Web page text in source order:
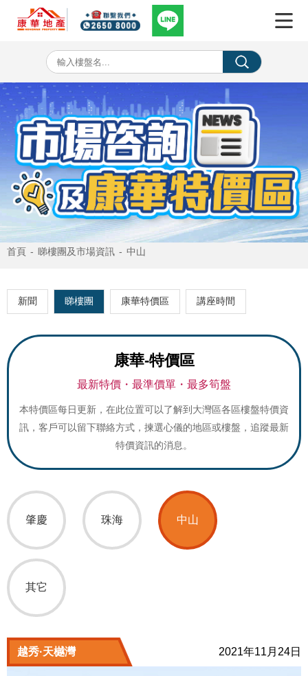
首頁 - 睇樓團及市場資訊 - 中山
新聞 睇樓團 康華特價區 講座時間
康華-特價區
最新特價・最準價單・最多筍盤
本特價區每日更新，在此位置可以了解到大灣區各區樓盤特價資
訊，客戶可以留下聯絡方式，揀選心儀的地區或樓盤，追蹤最新
特價資訊的消息。
肇慶 珠海 中山
其它
2021年11月24日
越秀·天樾灣